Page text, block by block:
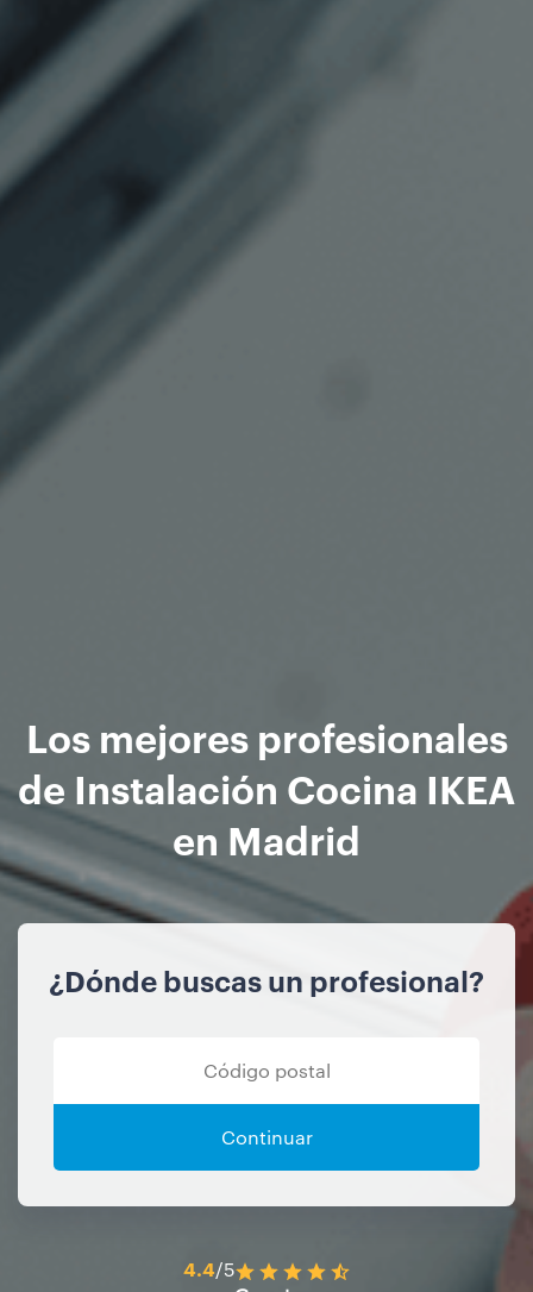
Los mejores profesionales
de Instalación Cocina IKEA
en Madrid
¿Dónde buscas un profesional?
Continuar
4.4/5